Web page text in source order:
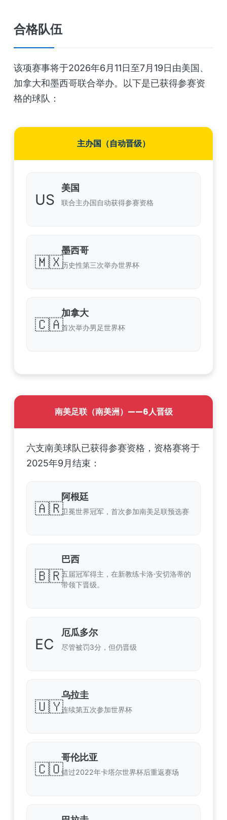
合格队伍
该项赛事将于2026年6月11日至7月19日由美国、
加拿大和墨西哥联合举办。以下是已获得参赛资
格的球队：
主办国（自动晋级）
US
美国
联合主办国自动获得参赛资格
🇲🇽
墨西哥
历史性第三次举办世界杯
🇨🇦
加拿大
首次举办男足世界杯
南美足联（南美洲）——6人晋级
六支南美球队已获得参赛资格，资格赛将于
2025年9月结束：
🇦🇷
阿根廷
卫冕世界冠军，首次参加南美足联预选赛
🇧🇷
巴西
五届冠军得主，在新教练卡洛·安切洛蒂的
带领下晋级。
EC
厄瓜多尔
尽管被罚3分，但仍晋级
🇺🇾
乌拉圭
连续第五次参加世界杯
🇨🇴
哥伦比亚
错过2022年卡塔尔世界杯后重返赛场